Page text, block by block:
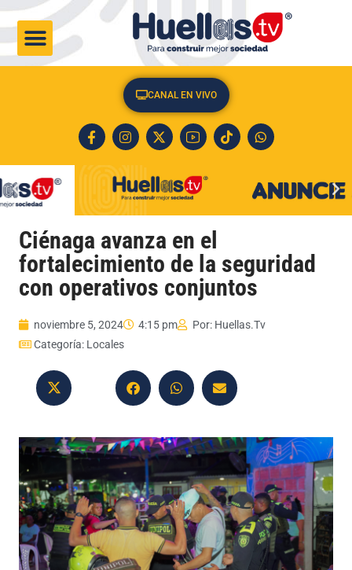
CANAL EN VIVO
Ciénaga avanza en el
fortalecimiento de la seguridad
con operativos conjuntos
noviembre 5, 2024 4:15 pm Por: Huellas.Tv
Categoría: Locales